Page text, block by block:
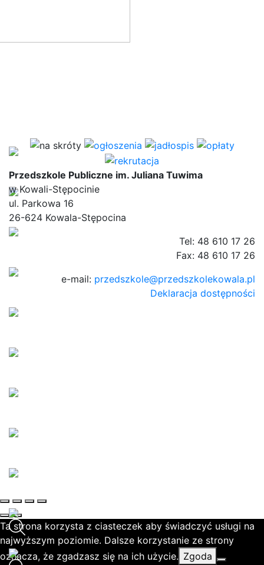
Przedszkole Publiczne im. Juliana Tuwima
w Kowali-Stępocinie
ul. Parkowa 16
26-624 Kowala-Stępocina
Tel: 48 610 17 26
Fax: 48 610 17 26
e-mail: przedszkole@przedszkolekowala.pl
Deklaracja dostępności
Ta strona korzysta z ciasteczek aby świadczyć usługi na
najwyższym poziomie. Dalsze korzystanie ze strony
oznacza, że zgadzasz się na ich użycie. Zgoda